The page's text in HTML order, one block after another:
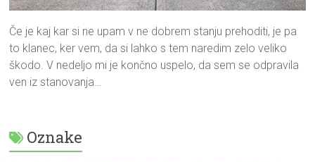
Če je kaj kar si ne upam v ne dobrem stanju prehoditi, je pa
to klanec, ker vem, da si lahko s tem naredim zelo veliko
škodo. V nedeljo mi je končno uspelo, da sem se odpravila
ven iz stanovanja…
Oznake